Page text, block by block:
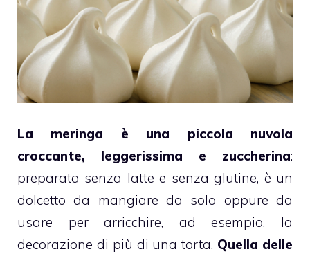
La meringa è una piccola nuvola
croccante, leggerissima e zuccherina:
preparata senza latte e senza glutine, è un
dolcetto da mangiare da solo oppure da
usare per arricchire, ad esempio, la
decorazione di più di una torta. Quella delle